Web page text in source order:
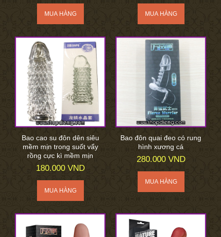
Bao cao su đôn dên siêu
mềm mịn trong suốt vẩy
rồng cực kì mềm mịn
180.000 VND
Bao đôn quai đeo có rung
hình xương cá
280.000 VND